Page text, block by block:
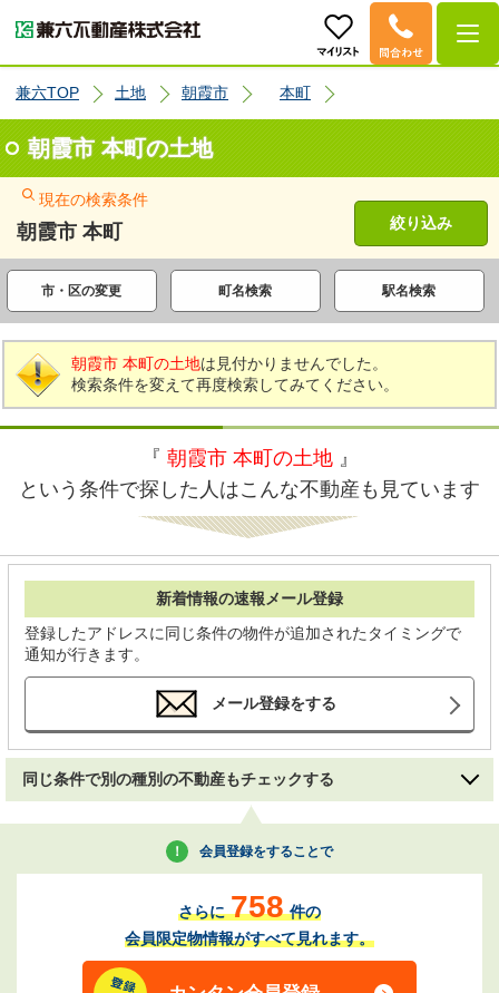
兼六TOP 土地 朝霞市 本町
朝霞市 本町の土地
現在の検索条件
朝霞市 本町 絞り込み
市・区の変更 町名検索 駅名検索
朝霞市 本町の土地は見付かりませんでした。
検索条件を変えて再度検索してみてください。
『 朝霞市 本町の土地』
という条件で探した人はこんな不動産も見ています
新着情報の速報メール登録
登録したアドレスに同じ条件の物件が追加されたタイミングで
通知が行きます。
メール登録をする
同じ条件で別の種別の不動産もチェックする
会員登録をすることで
さらに 758 件の
会員限定物情報がすべて見れます。